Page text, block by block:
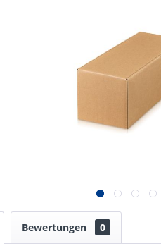
Bewertungen 0